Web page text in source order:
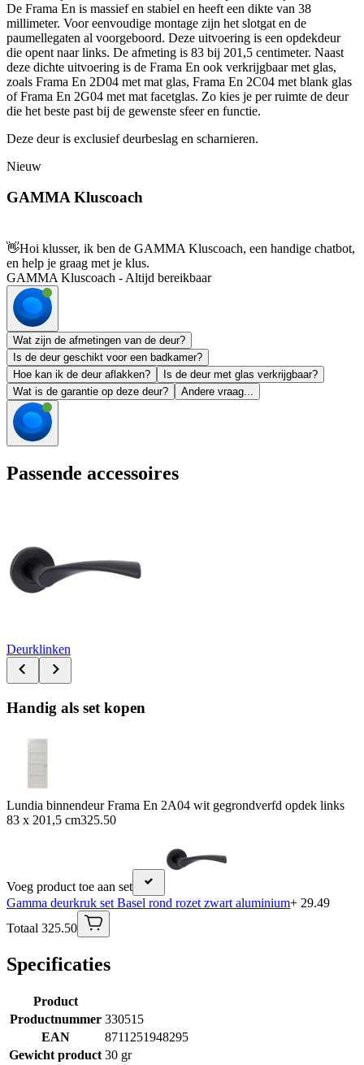
De Frama En is massief en stabiel en heeft een dikte van 38
millimeter. Voor eenvoudige montage zijn het slotgat en de
paumellegaten al voorgeboord. Deze uitvoering is een opdekdeur
die opent naar links. De afmeting is 83 bij 201,5 centimeter. Naast
deze dichte uitvoering is de Frama En ook verkrijgbaar met glas,
zoals Frama En 2D04 met mat glas, Frama En 2C04 met blank glas
of Frama En 2G04 met mat facetglas. Zo kies je per ruimte de deur
die het beste past bij de gewenste sfeer en functie.
Deze deur is exclusief deurbeslag en scharnieren.
Nieuw
GAMMA Kluscoach
👋Hoi klusser, ik ben de GAMMA Kluscoach, een handige chatbot,
en help je graag met je klus.
GAMMA Kluscoach - Altijd bereikbaar
Wat zijn de afmetingen van de deur?
Is de deur geschikt voor een badkamer?
Hoe kan ik de deur aflakken?
Is de deur met glas verkrijgbaar?
Wat is de garantie op deze deur?
Andere vraag...
Passende accessoires
Deurklinken
Handig als set kopen
Lundia binnendeur Frama En 2A04 wit gegrondverfd opdek links
83 x 201,5 cm325.50
Voeg product toe aan set
Gamma deurkruk set Basel rond rozet zwart aluminium+ 29.49
Totaal 325.50
Specificaties
Product
Productnummer 330515
EAN
8711251948295
Gewicht product 30 gr